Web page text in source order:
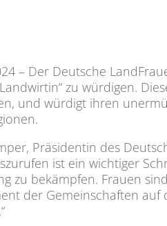
– Der Deutsche
zu würdigen.
und würdigt ihren
Präsidentin des
ist ein wichtiger
zu bekämpfen. Frauen
der Gemeinschaften